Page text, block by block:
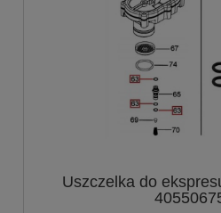
Uszczelka do